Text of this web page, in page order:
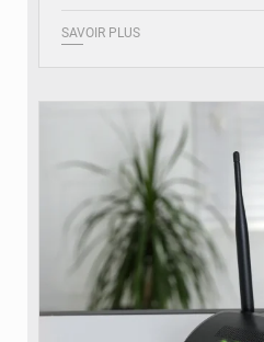
SAVOIR PLUS